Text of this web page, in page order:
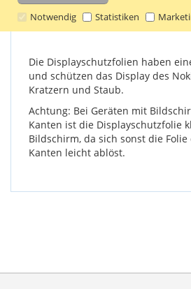
Notwendig Statistiken
Einzelheiten
Die Displayschutzfolien haben
und schützen das Display des
Kratzern und Staub.
Achtung: Bei Geräten mit
Kanten ist die Displayschutzfolie
Bildschirm, da sich sonst die
Kanten leicht ablöst.